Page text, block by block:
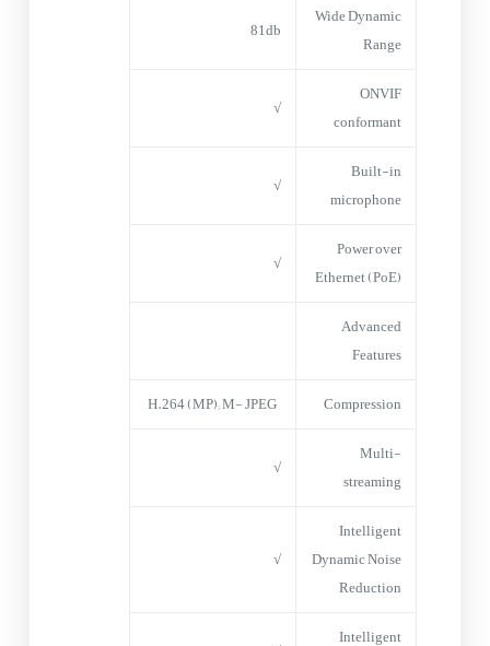
Wide Dynamic
Range
81db
ONVIF
conformant
√
Built-in
microphone
√
Power over
Ethernet (PoE)
√
Advanced
Features
Compression
H.264 (MP); M- JPEG
Multi-
streaming
√
Intelligent
Dynamic Noise
Reduction
√
Intelligent